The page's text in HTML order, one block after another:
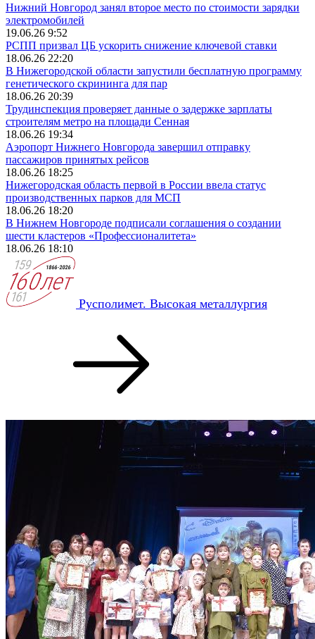
Нижний Новгород занял второе место по стоимости зарядки
электромобилей
19.06.26 9:52
РСПП призвал ЦБ ускорить снижение ключевой ставки
18.06.26 22:20
В Нижегородской области запустили бесплатную программу
генетического скрининга для пар
18.06.26 20:39
Трудинспекция проверяет данные о задержке зарплаты
строителям метро на площади Сенная
18.06.26 19:34
Аэропорт Нижнего Новгорода завершил отправку
пассажиров принятых рейсов
18.06.26 18:25
Нижегородская область первой в России ввела статус
производственных парков для МСП
18.06.26 18:20
В Нижнем Новгороде подписали соглашения о создании
шести кластеров «Профессионалитета»
18.06.26 18:10
Русполимет. Высокая металлургия